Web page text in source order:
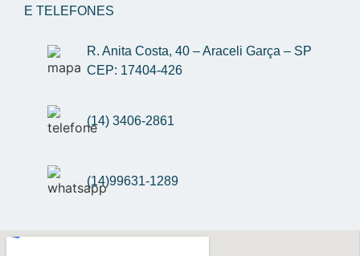
E TELEFONES
R. Anita Costa, 40 – Araceli Garça – SP
CEP: 17404-426
(14) 3406-2861
(14)99631-1289